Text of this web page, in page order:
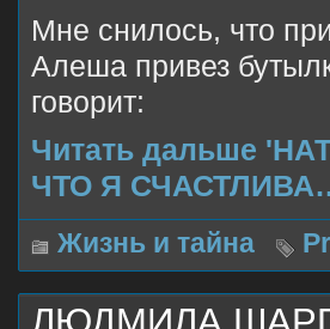
Мне снилось, что
Алеша привез
говорит:
Читать дальше
ЧТО Я
Жизнь и тайна